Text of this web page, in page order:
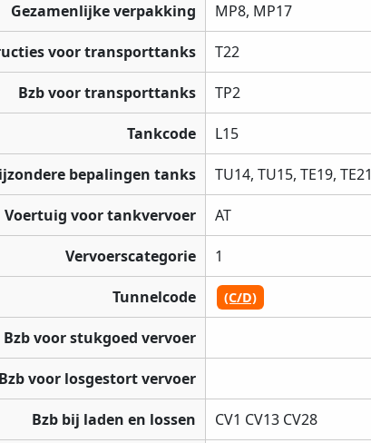
Gezamenlijke verpakking MP8, MP17
voor transporttanks T22
Bzb voor transporttanks TP2
Tankcode L15
bepalingen tanks TU14, TU15, TE19, TE21
Voertuig voor tankvervoer AT
Vervoerscategorie 1
Tunnelcode (C/D)
Bzb voor stukgoed vervoer
voor losgestort vervoer
Bzb bij laden en lossen CV1 CV13 CV28